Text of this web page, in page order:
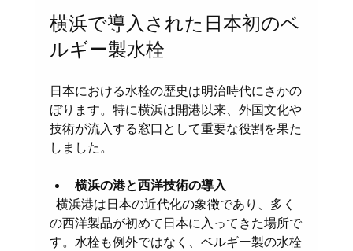
横浜で導入された日本初のベ
ルギー製水栓
日本における水栓の歴史は明治時代にさかの
ぼります。特に横浜は開港以来、外国文化や
技術が流入する窓口として重要な役割を果た
しました。
横浜の港と西洋技術の導入
の西洋製品が初めて日本に入ってきた場所で
す。水栓も例外ではなく、ベルギー製の水栓